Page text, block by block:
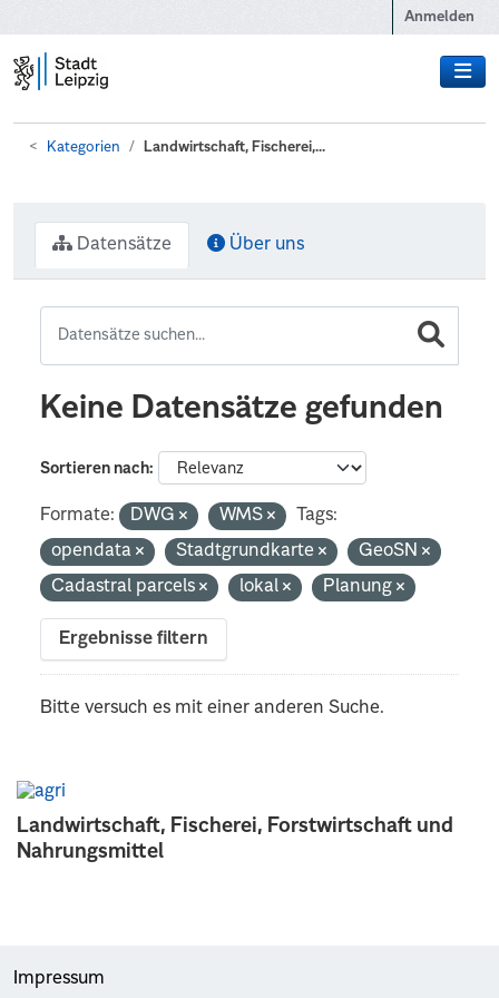
Anmelden
Kategorien Landwirtschaft, Fischerei,...
Landwirtschaft, Fischerei, Forstwirtschaft und
Nahrungsmittel
Datensätze Über uns
Keine Datensätze gefunden
Sortieren nach
Formate: DWG WMS
Tags:
opendata
Stadtgrundkarte
GeoSN
Cadastral parcels
lokal Planung
Ergebnisse filtern
Bitte versuch es mit einer anderen Suche.
Impressum